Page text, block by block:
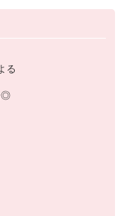
・
ヘアアクセサリーブラ
中の女性から支持され
る
◎